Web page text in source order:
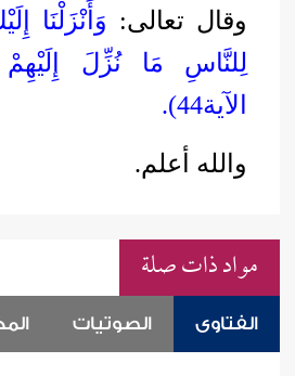
وقال تعالى: وَأَنْزَلْنَا
لِلنَّاسِ مَا نُزِّلَ
الآية44).
والله أعلم.
مواد ذات صلة
الفتاوى الصوتيات